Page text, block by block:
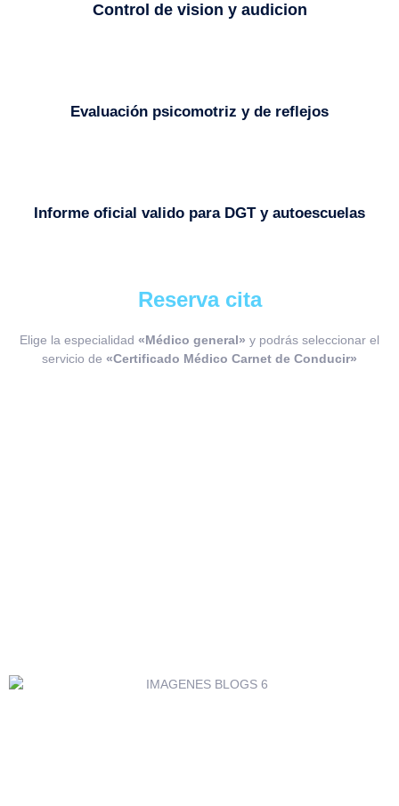
Control de vision y audicion
Evaluación psicomotriz y de reflejos
Informe oficial valido para DGT y autoescuelas
Reserva cita
Elige la especialidad «Médico general» y podrás seleccionar el
servicio de «Certificado Médico Carnet de Conducir»